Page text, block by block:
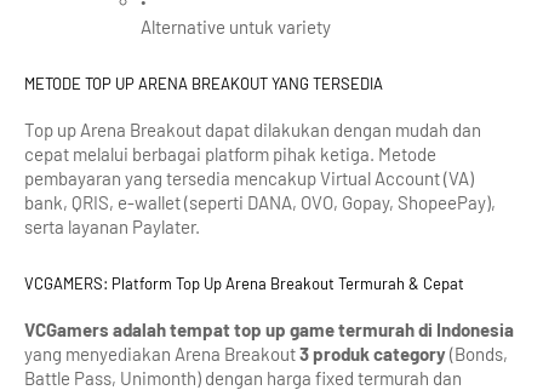
Alternative untuk variety
METODE TOP UP ARENA BREAKOUT YANG TERSEDIA
Top up Arena Breakout dapat dilakukan dengan mudah dan
cepat melalui berbagai platform pihak ketiga. Metode
pembayaran yang tersedia mencakup Virtual Account (VA)
bank, QRIS, e-wallet (seperti DANA, OVO, Gopay, ShopeePay),
serta layanan Paylater.
VCGAMERS: Platform Top Up Arena Breakout Termurah & Cepat
VCGamers adalah tempat top up game termurah di Indonesia
yang menyediakan Arena Breakout 3 produk category (Bonds,
Battle Pass, Unimonth) dengan harga fixed termurah dan